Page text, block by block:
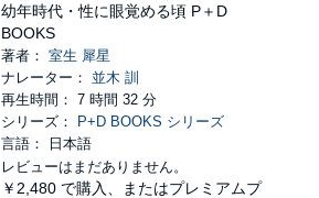
幼年時代・性に眼覚める頃 P＋D
BOOKS
著者： 室生 犀星
ナレーター： 並木 訓
再生時間： 7 時間 32 分
シリーズ：
P+D BOOKS シリーズ
言語： 日本語
レビューはまだありません。
￥2,480 で購入、またはプレミアムプ